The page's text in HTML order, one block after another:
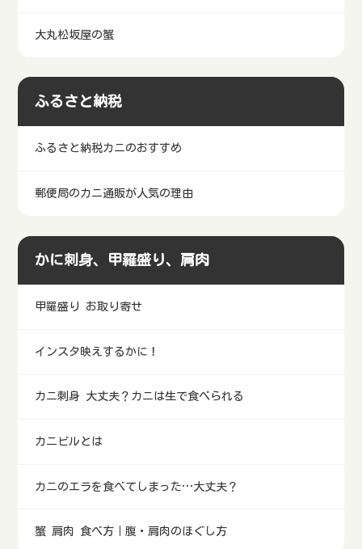
大丸松坂屋の蟹
ふるさと納税
ふるさと納税カニのおすすめ
郵便局のカニ通販が人気の理由
かに刺身、甲羅盛り、肩肉
甲羅盛り お取り寄せ
インスタ映えするかに！
カニ刺身 大丈夫？カニは生で食べられる
カニビルとは
カニのエラを食べてしまった…大丈夫？
蟹 肩肉 食べ方｜腹・肩肉のほぐし方